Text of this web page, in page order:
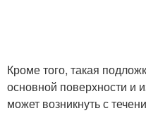
Кроме того, такая
основной поверхности и
может возникнуть с